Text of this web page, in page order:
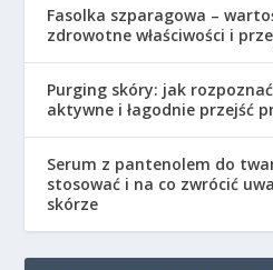
Fasolka szparagowa –
zdrowotne właściwości i
Purging skóry: jak
aktywne i łagodnie przejść
Serum z pantenolem do
stosować i na co zwrócić
skórze